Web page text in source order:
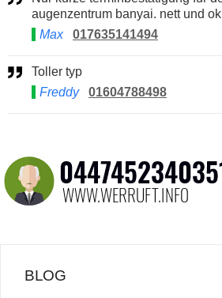
augenzentrum banyai. nett und ok
Max
017635141494
Toller typ
Freddy
01604788498
BLOG